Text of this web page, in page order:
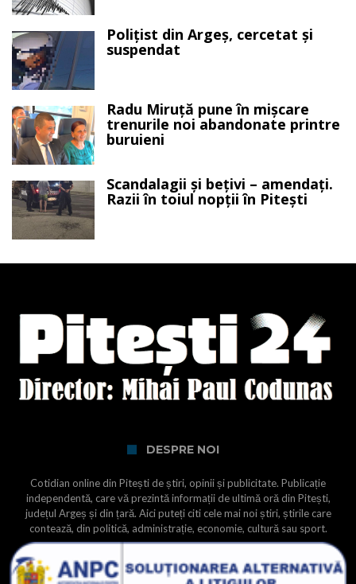
Polițist din Argeș, cercetat și
suspendat
Radu Miruță pune în mișcare
trenurile noi abandonate printre
buruieni
Scandalagii și bețivi – amendați.
Razii în toiul nopții în Pitești
DESPRE NOI
Cotidian online din Pitești de știri, opinii și publicitate. Publicație
independentă, care vă prezintă informații de ultimă oră din Pitești,
județul Argeș și din țară. Aici puteți citi cele mai noi știri, știrile care
contează, din politică, administrație, economie, cultură sau sport.